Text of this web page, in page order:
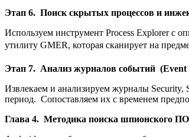
Этап 6. Поиск скрытых процессов и
Используем инструмент Process Explorer с
утилиту GMER, которая сканирует на
Этап 7. Анализ журналов событий (Event
Извлекаем и анализируем журналы
период. Сопоставляем их с временем
Глава 4. Методика поиска шпионского